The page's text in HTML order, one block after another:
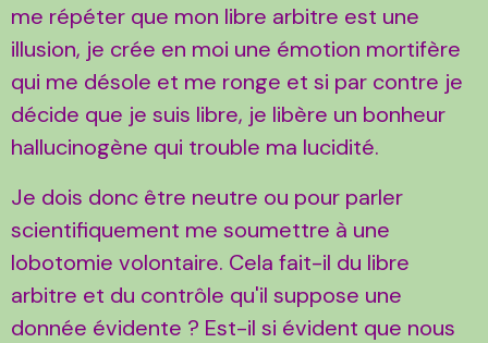
me répéter que mon libre arbitre est une
illusion, je crée en moi une émotion mortifère
qui me désole et me ronge et si par contre je
décide que je suis libre, je libère un bonheur
hallucinogène qui trouble ma lucidité.
Je dois donc être neutre ou pour parler
scientifiquement me soumettre à une
lobotomie volontaire. Cela fait-il du libre
arbitre et du contrôle qu'il suppose une
donnée évidente ? Est-il si évident que nous